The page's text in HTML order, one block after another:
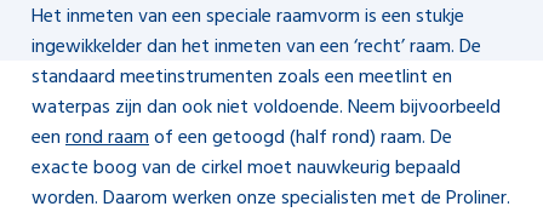
Het inmeten van een speciale raamvorm is een stukje
ingewikkelder dan het inmeten van een ‘recht’ raam. De
standaard meetinstrumenten zoals een meetlint en
waterpas zijn dan ook niet voldoende. Neem bijvoorbeeld
eenrond raamof een getoogd (half rond) raam. De
exacte boog van de cirkel moet nauwkeurig bepaald
worden. Daarom werken onze specialisten met de Proliner.